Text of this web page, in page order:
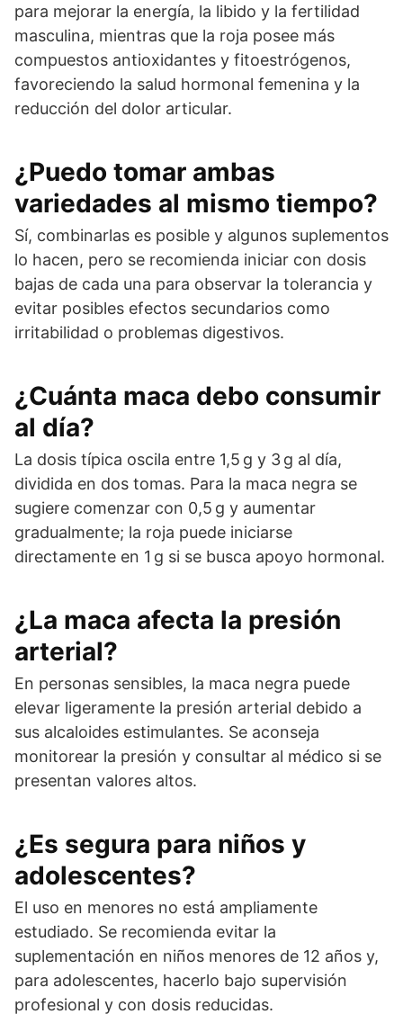
para mejorar la energía, la libido y la fertilidad
masculina, mientras que la roja posee más
compuestos antioxidantes y fitoestrógenos,
favoreciendo la salud hormonal femenina y la
reducción del dolor articular.
¿Puedo tomar ambas
variedades al mismo tiempo?
Sí, combinarlas es posible y algunos suplementos
lo hacen, pero se recomienda iniciar con dosis
bajas de cada una para observar la tolerancia y
evitar posibles efectos secundarios como
irritabilidad o problemas digestivos.
¿Cuánta maca debo consumir
al día?
La dosis típica oscila entre 1,5 g y 3 g al día,
dividida en dos tomas. Para la maca negra se
sugiere comenzar con 0,5 g y aumentar
gradualmente; la roja puede iniciarse
directamente en 1 g si se busca apoyo hormonal.
¿La maca afecta la presión
arterial?
En personas sensibles, la maca negra puede
elevar ligeramente la presión arterial debido a
sus alcaloides estimulantes. Se aconseja
monitorear la presión y consultar al médico si se
presentan valores altos.
¿Es segura para niños y
adolescentes?
El uso en menores no está ampliamente
estudiado. Se recomienda evitar la
suplementación en niños menores de 12 años y,
para adolescentes, hacerlo bajo supervisión
profesional y con dosis reducidas.